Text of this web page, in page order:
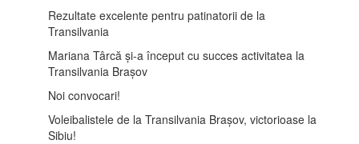
Rezultate excelente pentru patinatorii de la
Transilvania
Mariana Târcă și-a început cu succes activitatea la
Transilvania Brașov
Noi convocari!
Voleibalistele de la Transilvania Brașov, victorioase la
Sibiu!